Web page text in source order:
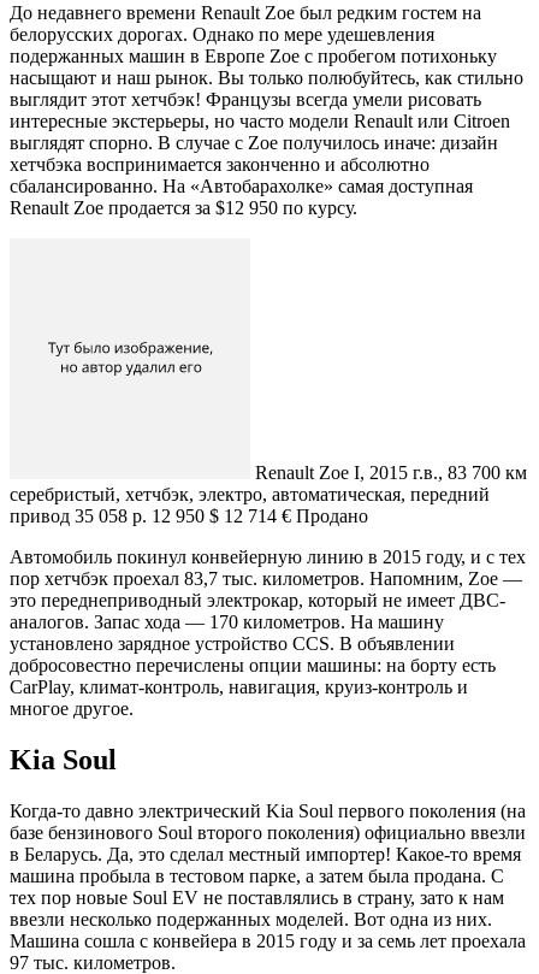
До недавнего времени Renault Zoe был редким гостем на
белорусских дорогах. Однако по мере удешевления
подержанных машин в Европе Zoe с пробегом потихоньку
насыщают и наш рынок. Вы только полюбуйтесь, как стильно
выглядит этот хетчбэк! Французы всегда умели рисовать
интересные экстерьеры, но часто модели Renault или Citroen
выглядят спорно. В случае с Zoe получилось иначе: дизайн
хетчбэка воспринимается законченно и абсолютно
сбалансированно. На «Автобарахолке» самая доступная
Renault Zoe продается за $12 950 по курсу.
Renault Zoe I, 2015 г.в., 83 700 км
серебристый, хетчбэк, электро, автоматическая, передний
привод 35 058 р. 12 950 $ 12 714 € Продано
Автомобиль покинул конвейерную линию в 2015 году, и с тех
пор хетчбэк проехал 83,7 тыс. километров. Напомним, Zoe —
это переднеприводный электрокар, который не имеет ДВС-
аналогов. Запас хода — 170 километров. На машину
установлено зарядное устройство CCS. В объявлении
добросовестно перечислены опции машины: на борту есть
CarPlay, климат-контроль, навигация, круиз-контроль и
многое другое.
Kia Soul
Когда-то давно электрический Kia Soul первого поколения (на
базе бензинового Soul второго поколения) официально ввезли
в Беларусь. Да, это сделал местный импортер! Какое-то время
машина пробыла в тестовом парке, а затем была продана. С
тех пор новые Soul EV не поставлялись в страну, зато к нам
ввезли несколько подержанных моделей. Вот одна из них.
Машина сошла с конвейера в 2015 году и за семь лет проехала
97 тыс. километров.